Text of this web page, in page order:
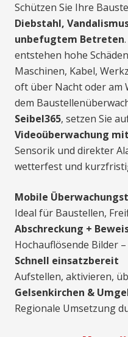
Schützen Sie Ihre
Diebstahl,
unbefugtem Betreten
entstehen hohe
Maschinen, Kabel,
oft über Nacht oder am
dem
Seibel365, setzen Sie
Videoüberwachung
Sensorik und direkter
wetterfest und
Mobile
Ideal für Baustellen,
Abschreckung +
Hochauflösende Bilder
Schnell einsatzbereit
Aufstellen, aktivieren,
Gelsenkirchen &
Regionale Umsetzung